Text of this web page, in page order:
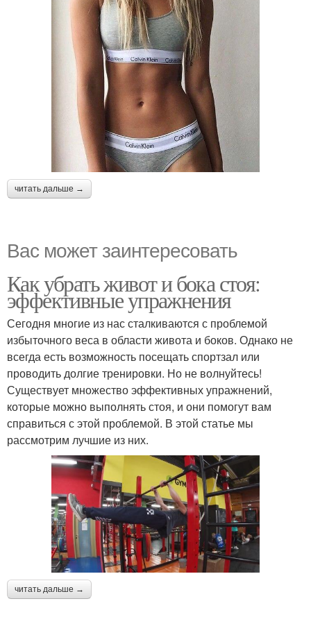
читать дальше →
Вас может заинтересовать
Как убрать живот и бока стоя:
эффективные упражнения
Сегодня многие из нас сталкиваются с проблемой
избыточного веса в области живота и боков. Однако не
всегда есть возможность посещать спортзал или
проводить долгие тренировки. Но не волнуйтесь!
Существует множество эффективных упражнений,
которые можно выполнять стоя, и они помогут вам
справиться с этой проблемой. В этой статье мы
рассмотрим лучшие из них.
читать дальше →